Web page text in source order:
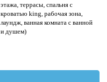
этажа, террасы, спальня с
кроватью king, рабочая зона,
лаундж, ванная комната с ванной
и душем)